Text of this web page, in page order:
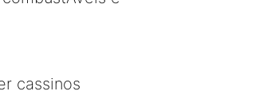
cassinos